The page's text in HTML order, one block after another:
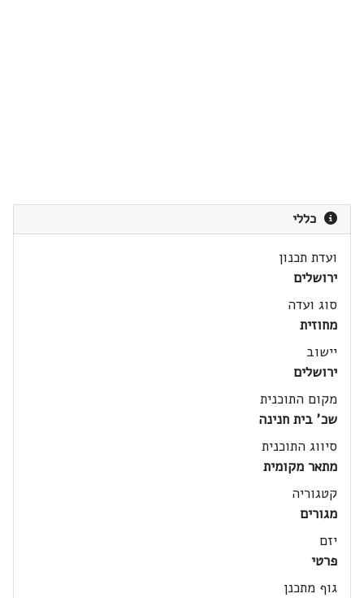
כללי
ועדת תכנון
ירושלים
סוג ועדה
מחוזית
יישוב
ירושלים
מקום התוכנית
שכ' בית חנינה
סיווג התוכנית
מתאר מקומית
קטגוריה
מגורים
יזם
פרטי
גוף מתכנן